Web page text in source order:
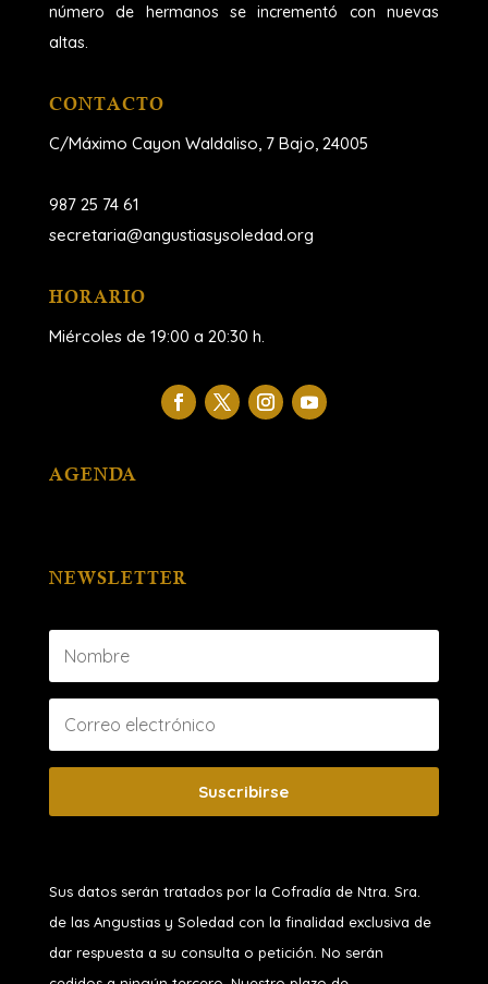
número de hermanos se incrementó con nuevas
altas.
CONTACTO
C/Máximo Cayon Waldaliso, 7 Bajo, 24005
987 25 74 61
secretaria@angustiasysoledad.org
HORARIO
Miércoles de 19:00 a 20:30 h.
AGENDA
NEWSLETTER
Suscribirse
Sus datos serán tratados por la Cofradía de Ntra. Sra.
de las Angustias y Soledad con la finalidad exclusiva de
dar respuesta a su consulta o petición. No serán